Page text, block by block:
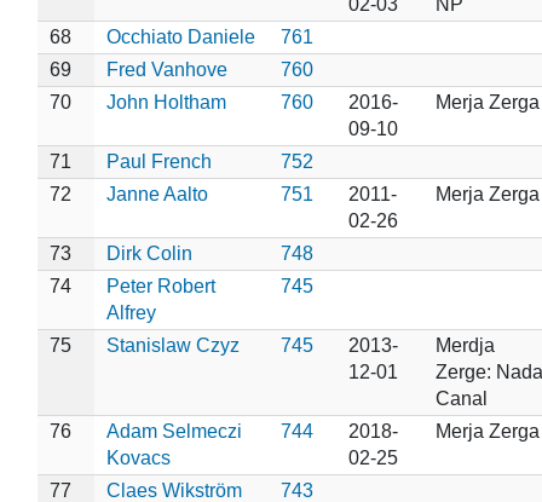
68
Occhiato Daniele
761
69
Fred Vanhove
760
70
John Holtham 760
2016-
09-10
Merja Zerga
71 Paul French
752
72
Janne Aalto 751
2011-
02-26
Merja Zerga
73 Dirk Colin
748
74
Peter Robert
Alfrey
745
75 Stanislaw Czyz 745
2013-
12-01
Merdja
Zerge:
Canal
76
Adam Selmeczi
Kovacs
744
2018-
02-25
Merja Zerga
77 Claes Wikström
743